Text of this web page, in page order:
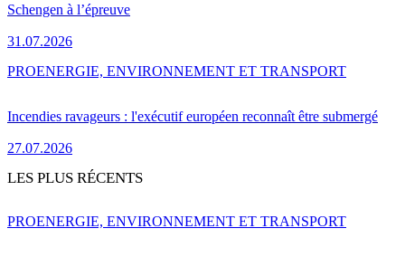
Schengen à l’épreuve
31.07.2026
Incendies ravageurs : l'exécutif européen reconnaît être submergé
27.07.2026
PROENERGIE, ENVIRONNEMENT ET TRANSPORT
LES PLUS RÉCENTS
PROENERGIE, ENVIRONNEMENT ET TRANSPORT